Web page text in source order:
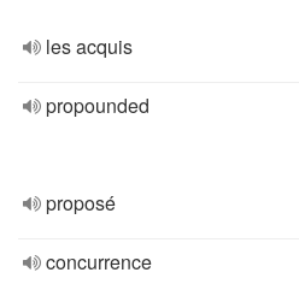
les acquis
propounded
proposé
concurrence